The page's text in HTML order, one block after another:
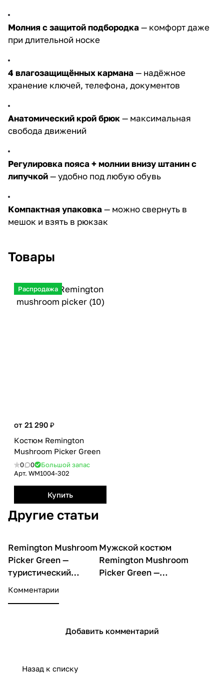
Молния с защитой подбородка— комфорт даже
при длительной носке
4 влагозащищённых кармана— надёжное
хранение ключей, телефона, документов
Анатомический крой брюк— максимальная
свобода движений
Регулировка пояса + молнии внизу штанин с
липучкой— удобно под любую обувь
Компактная упаковка— можно свернуть в
мешок и взять в рюкзак
Товары
Распродажа
от 21 290 ₽
Костюм Remington
Mushroom Picker Green
0 0
Большой запас
Арт. WM1004-302
Купить
Другие статьи
О товарах
Remington Mushroom
Picker Green —
туристический
костюм для охоты,
рыбалки и
О товарах
Мужской костюм
Remington Mushroom
Picker Green —
Комментарии
Добавить комментарий
Назад к списку